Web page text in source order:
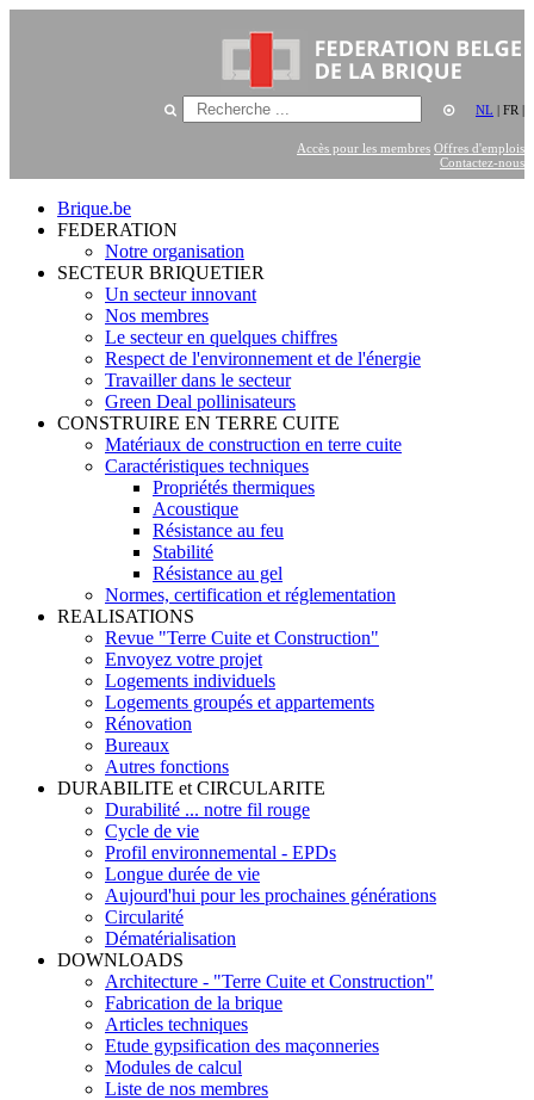
NL | FR |
Accès pour les membres Offres d'emplois
Contactez-nous
Brique.be
FEDERATION
Notre organisation
SECTEUR BRIQUETIER
Un secteur innovant
Nos membres
Le secteur en quelques chiffres
Respect de l'environnement et de l'énergie
Travailler dans le secteur
Green Deal pollinisateurs
CONSTRUIRE EN TERRE CUITE
Matériaux de construction en terre cuite
Caractéristiques techniques
Propriétés thermiques
Acoustique
Résistance au feu
Stabilité
Résistance au gel
Normes, certification et réglementation
REALISATIONS
Revue "Terre Cuite et Construction"
Envoyez votre projet
Logements individuels
Logements groupés et appartements
Rénovation
Bureaux
Autres fonctions
DURABILITE et CIRCULARITE
Durabilité ... notre fil rouge
Cycle de vie
Profil environnemental - EPDs
Longue durée de vie
Aujourd'hui pour les prochaines générations
Circularité
Dématérialisation
DOWNLOADS
Architecture - "Terre Cuite et Construction"
Fabrication de la brique
Articles techniques
Etude gypsification des maçonneries
Modules de calcul
Liste de nos membres